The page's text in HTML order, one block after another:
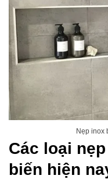
Nẹp inox
Các loại
biến hiện